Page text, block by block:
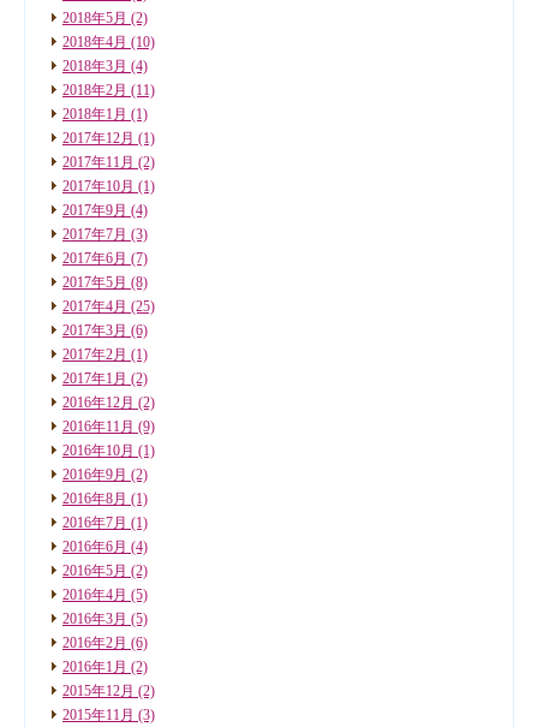
2018年5月 (2)
2018年4月 (10)
2018年3月 (4)
2018年2月 (11)
2018年1月 (1)
2017年12月 (1)
2017年11月 (2)
2017年10月 (1)
2017年9月 (4)
2017年7月 (3)
2017年6月 (7)
2017年5月 (8)
2017年4月 (25)
2017年3月 (6)
2017年2月 (1)
2017年1月 (2)
2016年12月 (2)
2016年11月 (9)
2016年10月 (1)
2016年9月 (2)
2016年8月 (1)
2016年7月 (1)
2016年6月 (4)
2016年5月 (2)
2016年4月 (5)
2016年3月 (5)
2016年2月 (6)
2016年1月 (2)
2015年12月 (2)
2015年11月 (3)